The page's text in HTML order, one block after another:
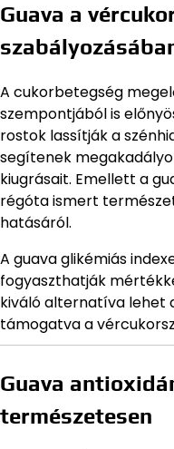
Guava a
A cukorbetegség
szempontjából is
rostok lassítják a
segítenek
kiugrásait. Emellett a
régóta ismert
hatásáról.
A guava glikémiás
fogyaszthatják
kiváló alternatíva lehet
támogatva a
Guava
természetesen